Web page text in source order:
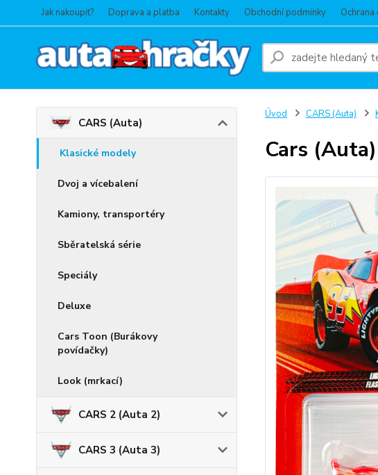
Jak nakoupit? Doprava a platba Kontakty Obchodní podmínky
CARS (Auta)
Klasické modely
Dvoj a vícebalení
Kamiony, transportéry
Sběratelská série
Speciály
Deluxe
Cars Toon (Burákovy
povídačky)
Look (mrkací)
CARS 2 (Auta 2)
CARS 3 (Auta 3)
Úvod CARS (Auta)
Cars